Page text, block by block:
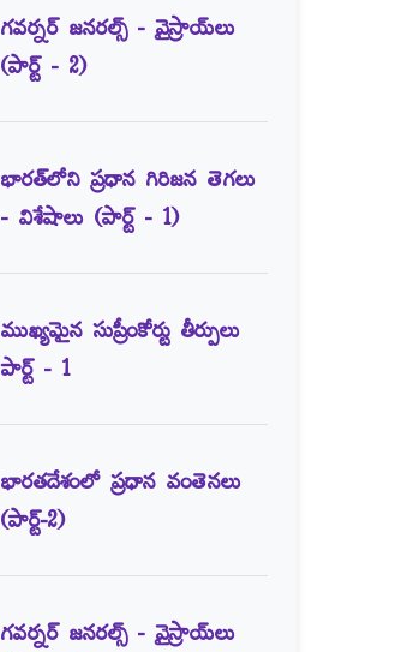
గవర్నర్‌ జనరల్స్‌ - వైస్రాయ్‌లు
(పార్ట్‌ - 2)
భారత్‌లోని ప్రధాన గిరిజన తెగలు
- విశేషాలు (పార్ట్‌ - 1)
ముఖ్యమైన సుప్రీంకోర్టు తీర్పులు
పార్ట్‌ - 1
భారతదేశంలో ప్రధాన వంతెనలు
(పార్ట్‌-2)
గవర్నర్‌ జనరల్స్‌ - వైస్రాయ్‌లు